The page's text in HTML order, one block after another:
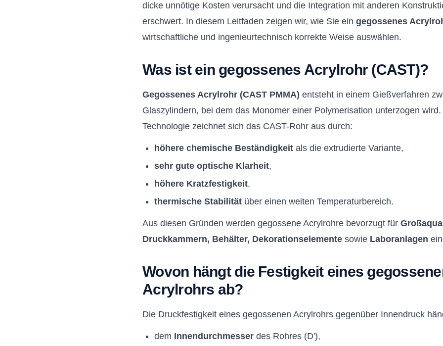
dicke unnötige Kosten verursacht und die Integration mit anderen
erschwert. In diesem Leitfaden zeigen wir, wie Sie ein gegossenes
wirtschaftliche und ingenieurtechnisch korrekte Weise auswählen.
Was ist ein gegossenes Acrylrohr (CAST)?
Gegossenes Acrylrohr (CAST PMMA) entsteht in einem Gießverfahren
Glaszylindern, bei dem das Monomer einer Polymerisation unterzogen
Technologie zeichnet sich das CAST-Rohr aus durch:
höhere chemische Beständigkeit als die extrudierte Variante,
sehr gute optische Klarheit,
höhere Kratzfestigkeit,
thermische Stabilität über einen weiten Temperaturbereich.
Aus diesen Gründen werden gegossene Acrylrohre bevorzugt für
Druckkammern, Behälter, Dekorationselemente sowie Laboranlagen
Wovon hängt die Festigkeit eines
Acrylrohrs ab?
Die Druckfestigkeit eines gegossenen Acrylrohrs gegenüber Innendruck
dem Innendurchmesser des Rohres (D'),